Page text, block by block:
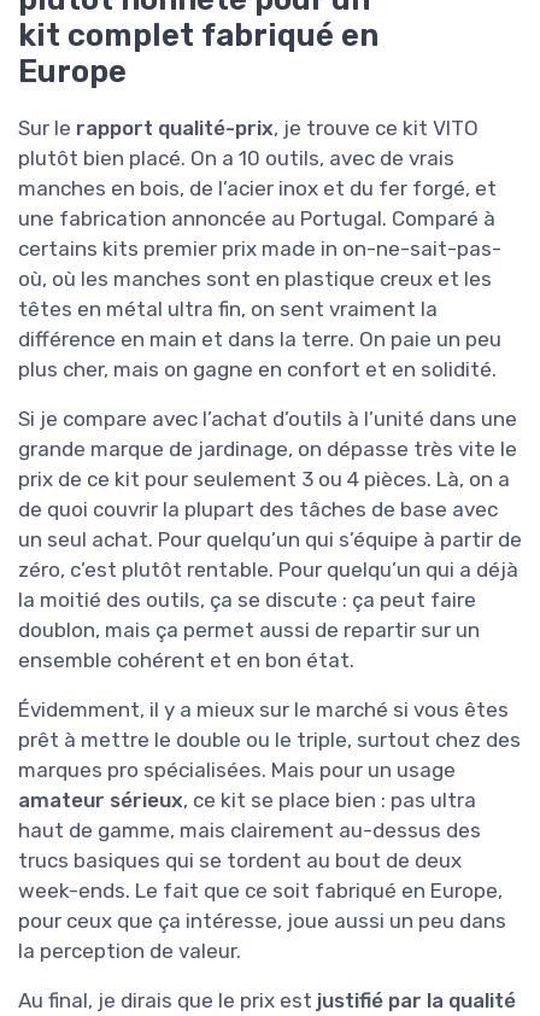
kit complet fabriqué en
Europe
Sur le rapport qualité-prix, je trouve ce kit VITO
plutôt bien placé. On a 10 outils, avec de vrais
manches en bois, de l’acier inox et du fer forgé, et
une fabrication annoncée au Portugal. Comparé à
certains kits premier prix made in on-ne-sait-pas-
où, où les manches sont en plastique creux et les
têtes en métal ultra fin, on sent vraiment la
différence en main et dans la terre. On paie un peu
plus cher, mais on gagne en confort et en solidité.
Si je compare avec l’achat d’outils à l’unité dans une
grande marque de jardinage, on dépasse très vite le
prix de ce kit pour seulement 3 ou 4 pièces. Là, on a
de quoi couvrir la plupart des tâches de base avec
un seul achat. Pour quelqu’un qui s’équipe à partir de
zéro, c’est plutôt rentable. Pour quelqu’un qui a déjà
la moitié des outils, ça se discute : ça peut faire
doublon, mais ça permet aussi de repartir sur un
ensemble cohérent et en bon état.
Évidemment, il y a mieux sur le marché si vous êtes
prêt à mettre le double ou le triple, surtout chez des
marques pro spécialisées. Mais pour un usage
amateur sérieux, ce kit se place bien : pas ultra
haut de gamme, mais clairement au-dessus des
trucs basiques qui se tordent au bout de deux
week-ends. Le fait que ce soit fabriqué en Europe,
pour ceux que ça intéresse, joue aussi un peu dans
la perception de valeur.
Au final, je dirais que le prix est justifié par la qualité